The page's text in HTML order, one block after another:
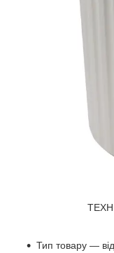
Тип товару —